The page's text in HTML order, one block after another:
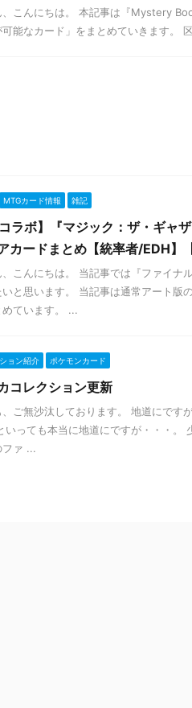
、こんにちは。 本記事は『Mystery
能なカード」をまとめていきます。
MTGカード情報 雑記
コラボ】『マジック：ザ・ギ
カードまとめ【統率者/EDH】
、こんにちは。 当記事では『ファイナ
いと思います。 当記事は通常アート版
めています。 ...
ョン紹介 ポケモンカード
コレクション更新
、ご無沙汰しております。 地道にです
いっても本当に地道にですが・・・。
ァ ...